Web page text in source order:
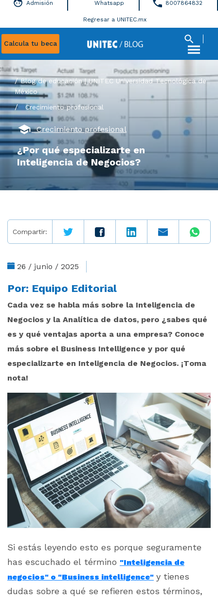
Calcula tu beca
Admisión Whatsapp 8007864832
Regresar a UNITEC.mx
Blog de educación | UNITEC Universidad Tecnológica de
México
/Crecimiento profesional
Crecimiento profesional
¿Por qué especializarte en
Inteligencia de Negocios?
Compartir:
26 / junio / 2025
Por: Equipo Editorial
Cada vez se habla más sobre la Inteligencia de
Negocios y la Analítica de datos, pero ¿sabes qué
es y qué ventajas aporta a una empresa? Conoce
más sobre el Business Intelligence y por qué
especializarte en Inteligencia de Negocios. ¡Toma
nota!
Si estás leyendo esto es porque seguramente
has escuchado el término "Inteligencia de
negocios" o "Business intelligence" y tienes
dudas sobre a qué se refieren estos términos,